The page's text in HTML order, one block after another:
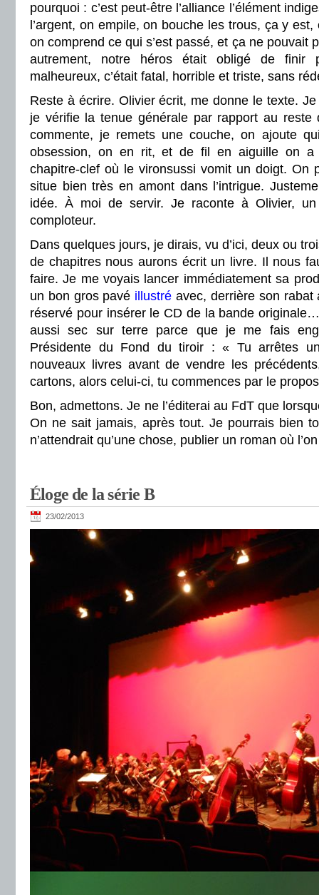
pourquoi : c’est peut-être l’alliance l’élément
l’argent, on empile, on bouche les trous, ça y
on comprend ce qui s’est passé, et ça ne pouvait
autrement, notre héros était obligé de
malheureux, c’était fatal, horrible et triste, sans
Reste à écrire. Olivier écrit, me donne le texte.
je vérifie la tenue générale par rapport au reste
commente, je remets une couche, on ajoute
obsession, on en rit, et de fil en aiguille on a
chapitre-clef où le vironsussi vomit un doigt. On
situe bien très en amont dans l’intrigue.
idée. À moi de servir. Je raconte à Olivier,
comploteur.
Dans quelques jours, je dirais, vu d’ici, deux ou
de chapitres nous aurons écrit un livre. Il nous
faire. Je me voyais lancer immédiatement sa
un bon gros pavé illustré avec, derrière son rabat
réservé pour insérer le CD de la bande
aussi sec sur terre parce que je me fais
Présidente du Fond du tiroir : « Tu arrêtes
nouveaux livres avant de vendre les
cartons, alors celui-ci, tu commences par le
Bon, admettons. Je ne l’éditerai au FdT que
On ne sait jamais, après tout. Je pourrais bien
n’attendrait qu’une chose, publier un roman où
Éloge de la série B
23/02/2013